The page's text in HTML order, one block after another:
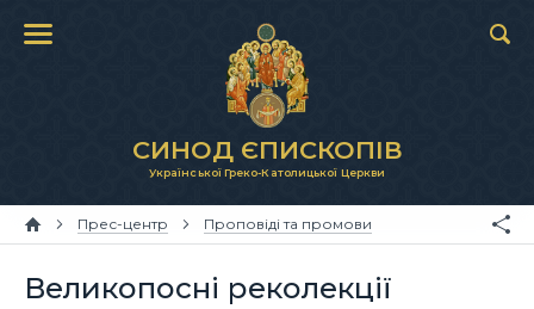
СИНОД ЄПИСКОПІВ
Української Греко-Католицької Церкви
Прес-центр Проповіді та промови
Великопосні реколекції